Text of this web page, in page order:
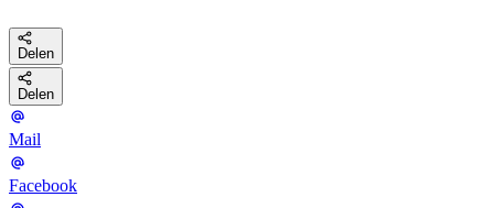
Delen
Delen
Mail
Facebook